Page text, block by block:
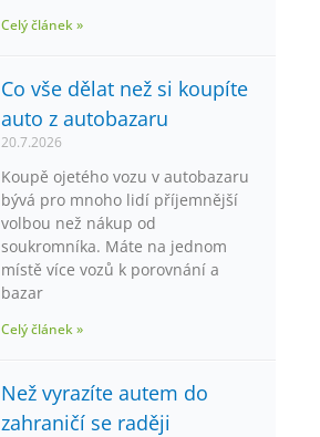
Celý článek »
Co vše dělat než si koupíte
auto z autobazaru
20.7.2026
Koupě ojetého vozu v autobazaru
bývá pro mnoho lidí příjemnější
volbou než nákup od
soukromníka. Máte na jednom
místě více vozů k porovnání a
bazar
Celý článek »
Než vyrazíte autem do
zahraničí se raději